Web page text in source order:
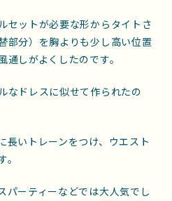
セットが必要な形からタイトさ
部分）を胸よりも少し高い位置
しがよくしたのです。
なドレスに似せて作られたの
長いトレーンをつけ、ウエスト
パーティーなどでは大人気でし